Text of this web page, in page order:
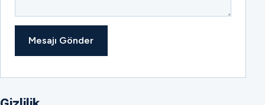
Mesajı Gönder